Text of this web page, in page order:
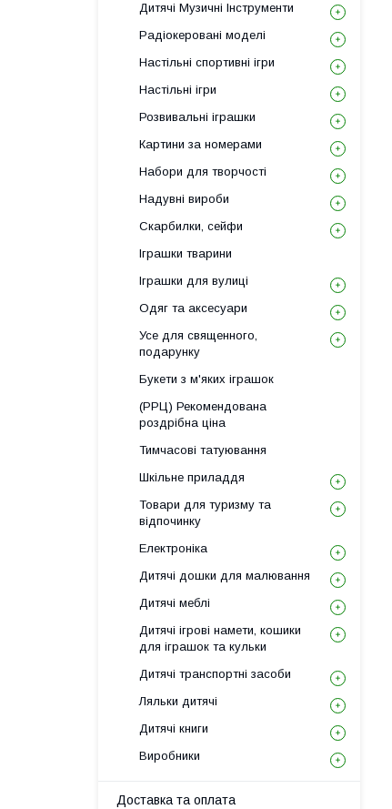
Дитячі Музичні Інструменти
Радіокеровані моделі
Настільні спортивні ігри
Настільні ігри
Розвивальні іграшки
Картини за номерами
Набори для творчості
Надувні вироби
Скарбилки, сейфи
Іграшки тварини
Іграшки для вулиці
Одяг та аксесуари
Усе для священного,
подарунку
Букети з м'яких іграшок
(РРЦ) Рекомендована
роздрібна ціна
Тимчасові татуювання
Шкільне приладдя
Товари для туризму та
відпочинку
Електроніка
Дитячі дошки для малювання
Дитячі меблі
Дитячі ігрові намети, кошики
для іграшок та кульки
Дитячі транспортні засоби
Ляльки дитячі
Дитячі книги
Виробники
Доставка та оплата